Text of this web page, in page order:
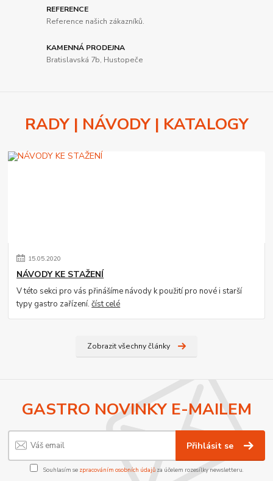
REFERENCE
Reference našich zákazníků.
KAMENNÁ PRODEJNA
Bratislavská 7b, Hustopeče
RADY | NÁVODY | KATALOGY
15.05.2020
NÁVODY KE STAŽENÍ
V této sekci pro vás přinášíme návody k použití pro nové i starší
typy gastro zařízení.číst celé
Zobrazit všechny články
GASTRO NOVINKY E-MAILEM
Přihlásit se
Souhlasím se zpracováním osobních údajůza účelem rozesílky newsletteru.